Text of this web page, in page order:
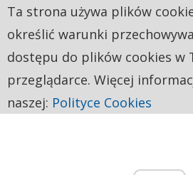
Ta strona używa plików
określić warunki
dostępu do plików cookies w
przeglądarce. Więcej
naszej: Polityce Cookies